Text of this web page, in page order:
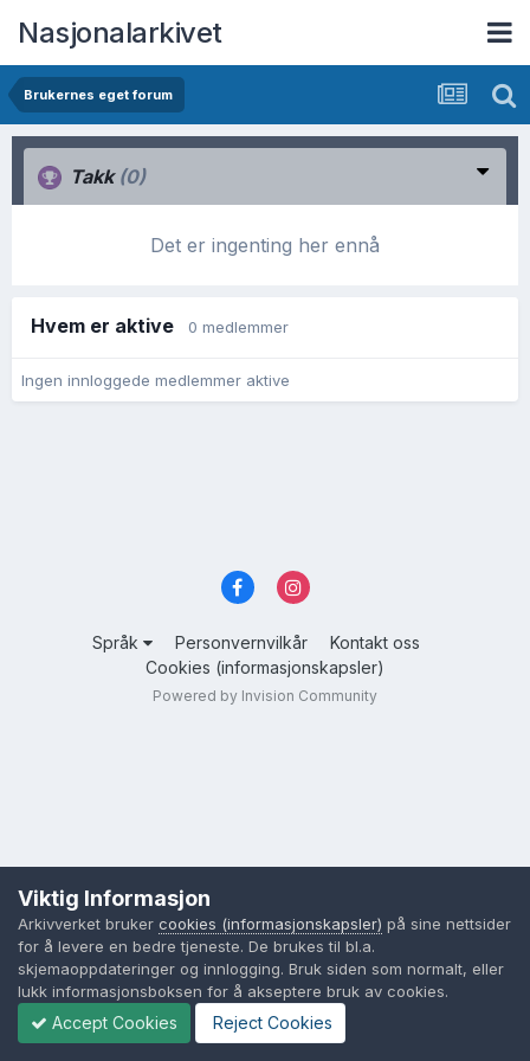
Nasjonalarkivet
Brukernes eget forum
Takk (0)
Det er ingenting her ennå
Hvem er aktive 0 medlemmer
Ingen innloggede medlemmer aktive
Språk Personvernvilkår
Kontakt oss
Cookies (informasjonskapsler)
Powered by Invision Community
Viktig Informasjon
Arkivverket bruker cookies (informasjonskapsler) på sine nettsider
for å levere en bedre tjeneste. De brukes til bl.a.
skjemaoppdateringer og innlogging. Bruk siden som normalt, eller
lukk informasjonsboksen for å akseptere bruk av cookies.
Accept Cookies Reject Cookies